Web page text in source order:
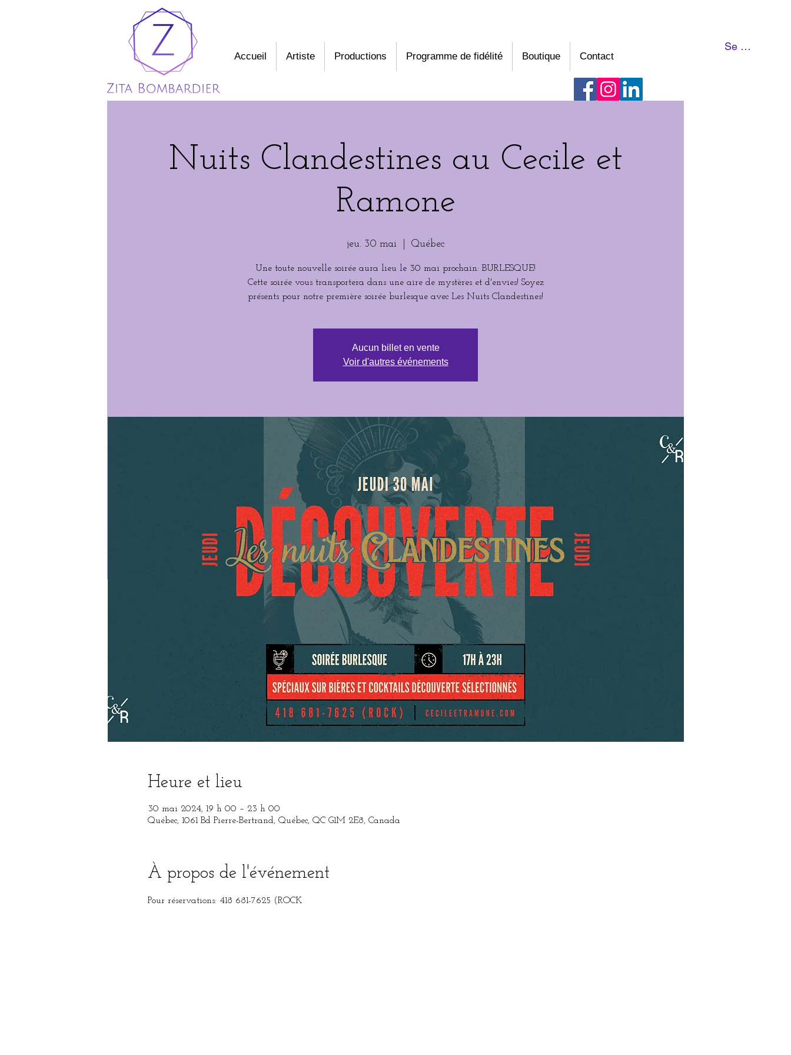
Accueil Artiste Productions Programme de fidélité Boutique Contact
Se connecter
Nuits Clandestines au Cecile et
Ramone
jeu. 30 mai
  |
Québec
Une toute nouvelle soirée aura lieu le 30 mai prochain: BURLESQUE!
Cette soirée vous transportera dans une aire de mystères et d'envies! Soyez
présents pour notre première soirée burlesque avec Les Nuits Clandestines!
Aucun billet en vente
Voir d'autres événements
Heure et lieu
30 mai 2024, 19 h 00 – 23 h 00
Québec, 1061 Bd Pierre-Bertrand, Québec, QC G1M 2E8, Canada
À propos de l'événement
Pour réservations: 418 681-7625 (ROCK